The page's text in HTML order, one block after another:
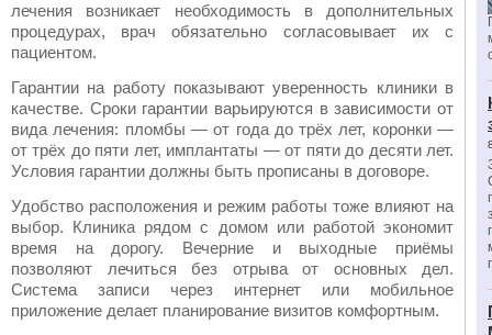
лечения возникает необходимость в дополнительных
процедурах, врач обязательно согласовывает их с
пациентом.
Гарантии на работу показывают уверенность клиники в
качестве. Сроки гарантии варьируются в зависимости от
вида лечения: пломбы — от года до трёх лет, коронки —
от трёх до пяти лет, имплантаты — от пяти до десяти лет.
Условия гарантии должны быть прописаны в договоре.
Удобство расположения и режим работы тоже влияют на
выбор. Клиника рядом с домом или работой экономит
время на дорогу. Вечерние и выходные приёмы
позволяют лечиться без отрыва от основных дел.
Система записи через интернет или мобильное
приложение делает планирование визитов комфортным.